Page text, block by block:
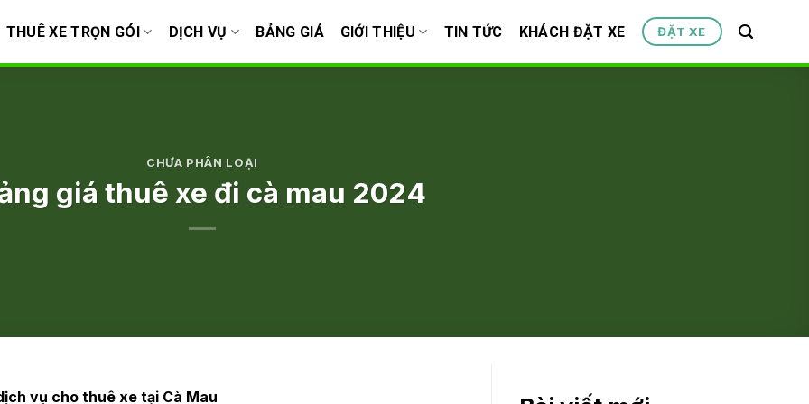
THUÊ XE TRỌN GÓI DỊCH VỤ BẢNG GIÁ GIỚI THIỆU TIN TỨC KHÁCH ĐẶT XE ĐẶT XE
CHƯA PHÂN LOẠI
giá thuê xe đi cà mau 2024
vụ cho thuê xe tại Cà Mau